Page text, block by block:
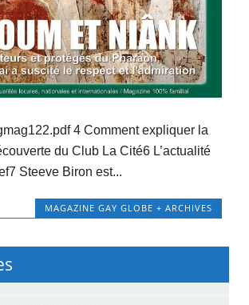
4 Comment expliquer la
du Club La Cité6 L’actualité
Steeve Biron est...
MAGAZINE GAY GLOBE + ARCHIVES